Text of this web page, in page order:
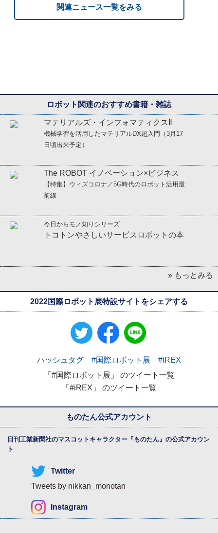
関連ニュース一覧をみる
ロボット関連のおすすめ書籍・雑誌
マテリアルズ・インフォマティクスⅡ
機械学習を活用したマテリアルDX超入門
（3月17
日頃出来予定）
The ROBOT イノベーション×ビジネス
【特集】ウィズコロナ／5G時代のロボット活用最
前線
今日からモノ知りシリーズ
トコトンやさしいサービスロボットの本
» もっとみる
2022国際ロボット展特設サイトをシェアする
ハッシュタグ #国際ロボット展 #iREX
「#国際ロボット展」 のツイート一覧
「#iREX」 のツイート一覧
ものたん公式アカウント
日刊工業新聞社のマスコットキャラクター『 ものたん』の公式アカウン
ト
Twitter
Tweets by nikkan_monotan
Instagram